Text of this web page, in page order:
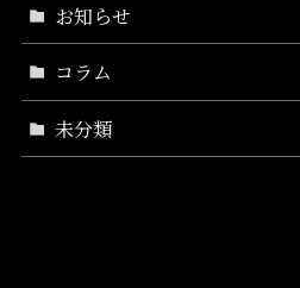
お知らせ
コラム
未分類